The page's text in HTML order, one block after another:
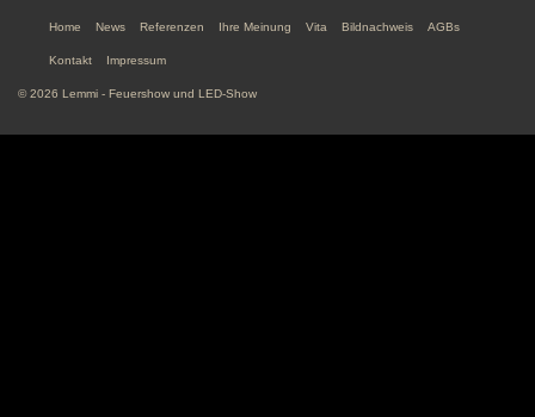
Home News Referenzen Ihre Meinung Vita Bildnachweis AGBs
Kontakt Impressum
© 2026 Lemmi - Feuershow und LED-Show